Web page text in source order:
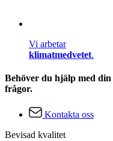
Vi arbetar
klimatmedvetet.
Behöver du hjälp med
frågor.
Kontakta oss
Bevisad kvalitet